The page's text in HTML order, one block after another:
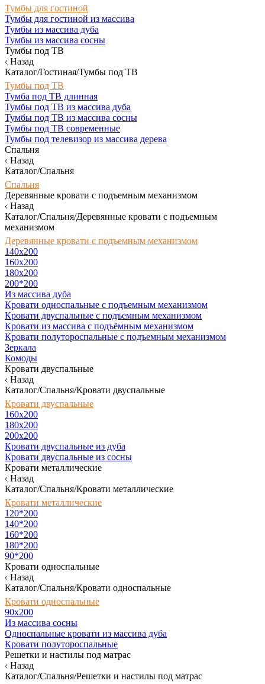
Тумбы для гостиной
Тумбы для гостиной из массива
Тумбы из массива дуба
Тумбы из массива сосны
Тумбы под ТВ
Назад
Каталог/Гостиная/Тумбы под ТВ
Тумбы под ТВ
Тумба под ТВ длинная
Тумбы под ТВ из массива дуба
Тумбы под ТВ из массива сосны
Тумбы под ТВ современные
Тумбы под телевизор из массива дерева
Спальня
Назад
Каталог/Спальня
Спальня
Деревянные кровати с подъемным механизмом
Назад
Каталог/Спальня/Деревянные кровати с подъемным
механизмом
Деревянные кровати с подъемным механизмом
140x200
160х200
180х200
200*200
Из массива дуба
Кровати односпальные с подъемным механизмом
Кровати двуспальные с подъемным механизмом
Кровати из массива с подъёмным механизмом
Кровати полутороспальные с подъемным механизмом
Зеркала
Комоды
Кровати двуспальные
Назад
Каталог/Спальня/Кровати двуспальные
Кровати двуспальные
160х200
180x200
200x200
Кровати двуспальные из дуба
Кровати двуспальные из сосны
Кровати металлические
Назад
Каталог/Спальня/Кровати металлические
Кровати металлические
120*200
140*200
160*200
180*200
90*200
Кровати односпальные
Назад
Каталог/Спальня/Кровати односпальные
Кровати односпальные
90х200
Из массива сосны
Односпальные кровати из массива дуба
Кровати полутороспальные
Решетки и настилы под матрас
Назад
Каталог/Спальня/Решетки и настилы под матрас